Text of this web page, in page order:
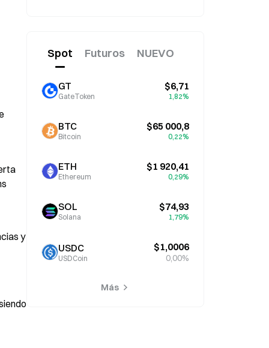
y
Spot Futuros NUEVO
GT
GateToken
$6,71
1,82%
BTC
Bitcoin
$65 000,8
0,22%
ETH
Ethereum
$1 920,41
0,29%
SOL
Solana
$74,93
1,79%
USDC
USDCoin
$1,0006
0,00%
Más